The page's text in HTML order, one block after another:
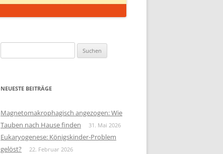
nach:
NEUESTE BEITRÄGE
Magnetomakrophagisch angezogen: Wie
Tauben nach Hause finden
31. Mai 2026
Eukaryogenese: Königskinder-Problem
gelöst?
22. Februar 2026